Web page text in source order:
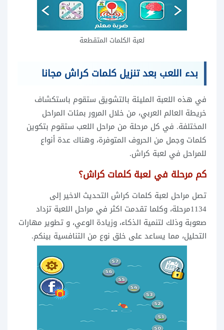
لعبة الكلمات المتقطعة
بدء اللعب بعد تنزيل كلمات كراش مجانا
في هذه اللعبة المليئة بالتشويق ستقوم باستكشاف
خريطة العالم العربي، من خلال المرور بمئات المراحل
المختلفة. في كل مرحلة من مراحل اللعب ستقوم بتكوين
كلمات وجمل من الحروف المتوفرة، وهناك عدة أنواع
للمراحل في لعبة كراش.
كم مرحلة في لعبة كلمات كراش؟
تصل مراحل لعبة كلمات كراش التحديث الاخير إلى
1134مرحلة، وكلما تقدمت اكثر في مراحل اللعبة تزداد
صعوبة وذلك لتنمية الذكاء، وزيادة الوعي، و تطوير مهارات
التحليل، مما يساعد على خلق نوع من التنافسية بينكم.